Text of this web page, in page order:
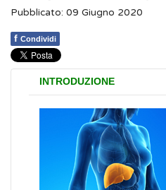
Pubblicato: 09 Giugno 2020
f Condividi
INTRODUZIONE